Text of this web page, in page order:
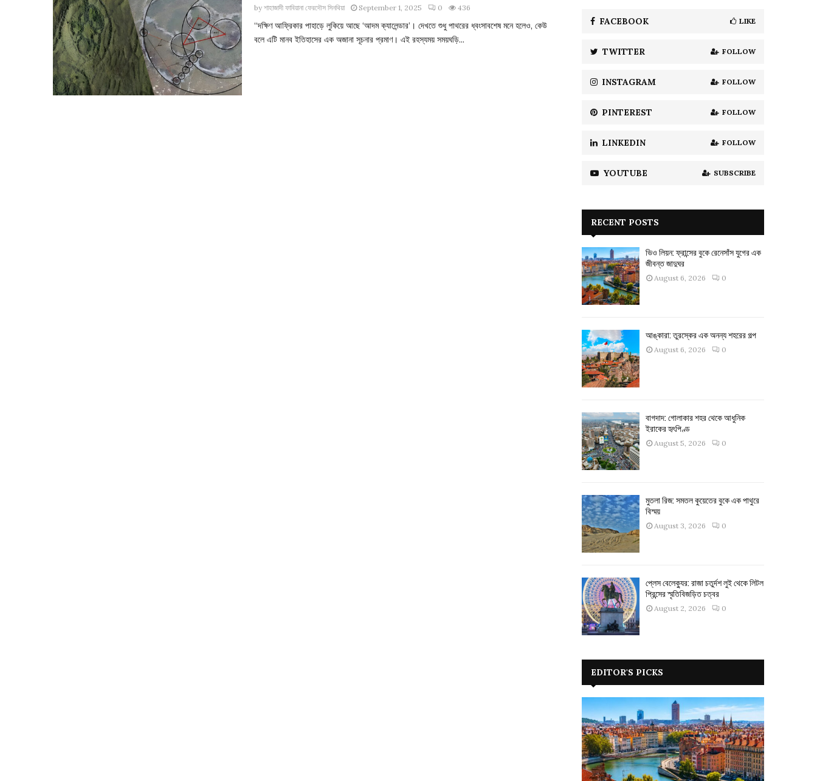
byশাহাজাদী ফাবিয়ানা ফেরদৌস সিনথিয়া September 1, 2025 0 436
“দক্ষিণ আফ্রিকার পাহাড়ে লুকিয়ে আছে ‘আদম ক্যালেন্ডার’। দেখতে শুধু পাথরের ধ্বংসাবশেষ মনে হলেও, কেউ
বলে এটি মানব ইতিহাসের এক অজানা সূচনার প্রমাণ। এই রহস্যময় সময়ঘড়ি...
C
H
FACEBOOK LIKE
TWITTER FOLLOW
INSTAGRAM FOLLOW
PINTEREST FOLLOW
LINKEDIN FOLLOW
YOUTUBE SUBSCRIBE
RECENT POSTS
ভিও লিয়ন: ফ্রান্সের বুকে রেনেসাঁস যুগের এক
জীবন্ত জাদুঘর
August 6, 2026 0
আঙ্কারা: তুরস্কের এক অনন্য শহরের গল্প
August 6, 2026 0
বাগদাদ: গোলাকার শহর থেকে আধুনিক
ইরাকের হৃৎপিণ্ড
August 5, 2026 0
মুতলা রিজ: সমতল কুয়েতের বুকে এক পাথুরে
বিস্ময়
August 3, 2026 0
প্লেস বেলেক্যুর: রাজা চতুর্দশ লুই থেকে লিটল
প্রিন্সের স্মৃতিবিজড়িত চত্বর
August 2, 2026 0
EDITOR'S PICKS